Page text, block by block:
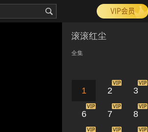
滚滚红尘
全集
1 2 3
6 7 8